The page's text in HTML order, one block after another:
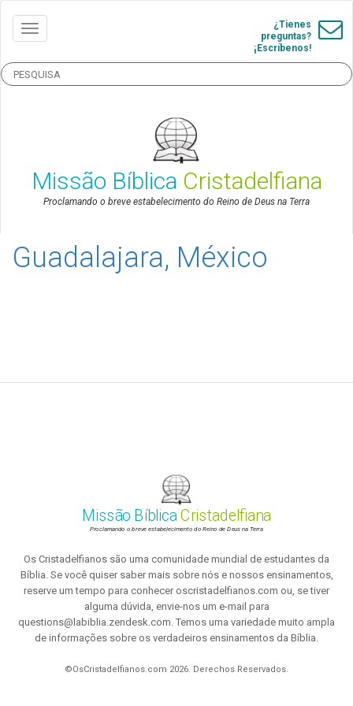
¿Tienes
preguntas?
¡Escríbenos!
Missão Bíblica Cristadelfiana
Proclamando o breve estabelecimento do Reino de Deus na Terra
Guadalajara, México
Missão BíblicaCristadelfiana
Proclamando o breve estabelecimento do Reino de Deus na Terra
Os Cristadelfianos são uma comunidade mundial de estudantes da
Bíblia. Se você quiser saber mais sobre nós e nossos ensinamentos,
reserve um tempo para conhecer oscristadelfianos.com ou, se tiver
alguma dúvida, envie-nos um e-mail para
questions@labiblia.zendesk.com. Temos uma variedade muito ampla
de informações sobre os verdadeiros ensinamentos da Bíblia.
©OsCristadelfianos.com 2026. Derechos Reservados.